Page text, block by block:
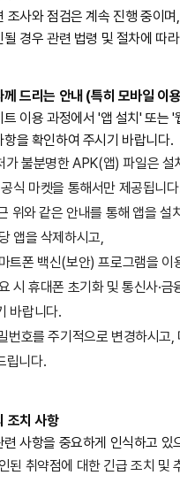
조사와 점검은 계속 진행 중이
될 경우 관련 법령 및 절차에 따
드리는 안내 (특히 모바일 이
트 이용 과정에서 '앱 설치' 또는
항을 확인하여 주시기 바랍니다.
가 불분명한 APK(앱) 파일은
식 마켓을 통해서만 제공됩니
위와 같은 안내를 통해 앱을 설
앱을 삭제하시고,
트폰 백신(보안) 프로그램을 이
시 휴대폰 초기화 및 통신사·금
바랍니다.
번호를 주기적으로 변경하시고
립니다.
조치 사항
련 사항을 중요하게 인식하고
된 취약점에 대한 긴급 조치 및